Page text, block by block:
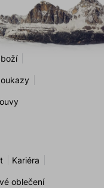
Kariéra
oblečení